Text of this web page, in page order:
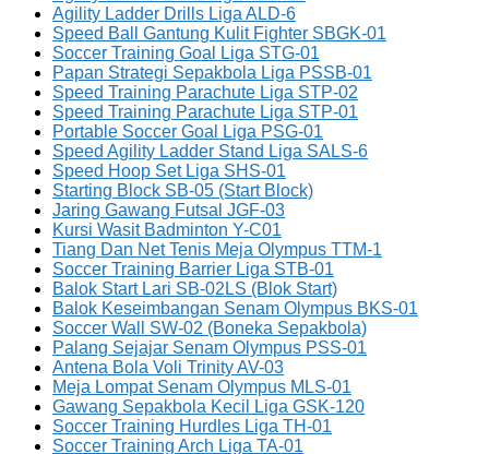
Agility Ladder Drills Liga ALD-6
Speed Ball Gantung Kulit Fighter SBGK-01
Soccer Training Goal Liga STG-01
Papan Strategi Sepakbola Liga PSSB-01
Speed Training Parachute Liga STP-02
Speed Training Parachute Liga STP-01
Portable Soccer Goal Liga PSG-01
Speed Agility Ladder Stand Liga SALS-6
Speed Hoop Set Liga SHS-01
Starting Block SB-05 (Start Block)
Jaring Gawang Futsal JGF-03
Kursi Wasit Badminton Y-C01
Tiang Dan Net Tenis Meja Olympus TTM-1
Soccer Training Barrier Liga STB-01
Balok Start Lari SB-02LS (Blok Start)
Balok Keseimbangan Senam Olympus BKS-01
Soccer Wall SW-02 (Boneka Sepakbola)
Palang Sejajar Senam Olympus PSS-01
Antena Bola Voli Trinity AV-03
Meja Lompat Senam Olympus MLS-01
Gawang Sepakbola Kecil Liga GSK-120
Soccer Training Hurdles Liga TH-01
Soccer Training Arch Liga TA-01